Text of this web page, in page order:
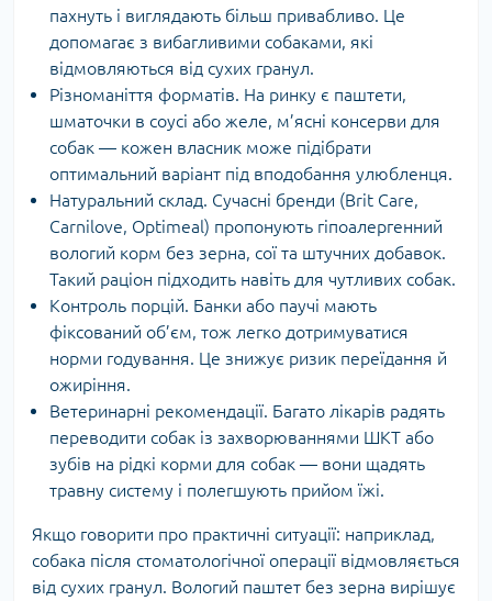
пахнуть і виглядають більш привабливо. Це
допомагає з вибагливими собаками, які
відмовляються від сухих гранул.
Різноманіття форматів. На ринку є паштети,
шматочки в соусі або желе, м’ясні консерви для
собак — кожен власник може підібрати
оптимальний варіант під вподобання улюбленця.
Натуральний склад. Сучасні бренди (Brit Care,
Carnilove, Optimeal) пропонують гіпоалергенний
вологий корм без зерна, сої та штучних добавок.
Такий раціон підходить навіть для чутливих собак.
Контроль порцій. Банки або паучі мають
фіксований об’єм, тож легко дотримуватися
норми годування. Це знижує ризик переїдання й
ожиріння.
Ветеринарні рекомендації. Багато лікарів радять
переводити собак із захворюваннями ШКТ або
зубів на рідкі корми для собак — вони щадять
травну систему і полегшують прийом їжі.
Якщо говорити про практичні ситуації: наприклад,
собака після стоматологічної операції відмовляється
від сухих гранул. Вологий паштет без зерна вирішує